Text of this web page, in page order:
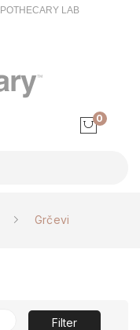
LAB
0
Grčevi
Filter